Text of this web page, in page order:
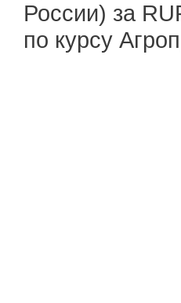
России) за
по курсу